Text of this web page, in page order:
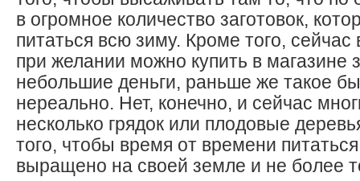
в огромное количество заготовок,
питаться всю зиму. Кроме того,
при желании можно купить в магазине
небольшие деньги, раньше же такое
нереально. Нет, конечно, и сейчас
несколько грядок или плодовые
того, чтобы время от времени
выращено на своей земле и не более